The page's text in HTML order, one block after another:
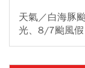
天氣／白海豚
光、8/7颱風